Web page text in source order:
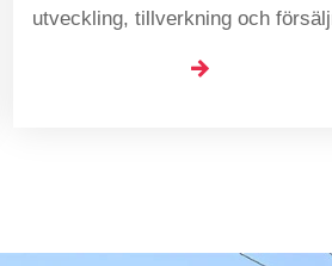
utveckling, tillverkning och